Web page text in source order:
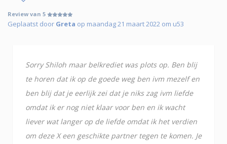
Review van 5
Geplaatst door Greta op maandag 21 maart 2022 om u53
Sorry Shiloh maar belkrediet was plots op. Ben blij
te horen dat ik op de goede weg ben ivm mezelf en
ben blij dat je eerlijk zei dat je niks zag ivm liefde
omdat ik er nog niet klaar voor ben en ik wacht
liever wat langer op de liefde omdat ik het verdien
om deze X een geschikte partner tegen te komen. Je